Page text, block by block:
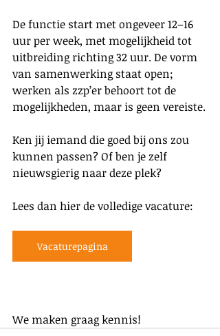
De functie start met ongeveer 12–16
uur per week, met mogelijkheid tot
uitbreiding richting 32 uur. De vorm
van samenwerking staat open;
werken als zzp’er behoort tot de
mogelijkheden, maar is geen vereiste.
Ken jij iemand die goed bij ons zou
kunnen passen? Of ben je zelf
nieuwsgierig naar deze plek?
Lees dan hier de volledige vacature:
Vacaturepagina
We maken graag kennis!